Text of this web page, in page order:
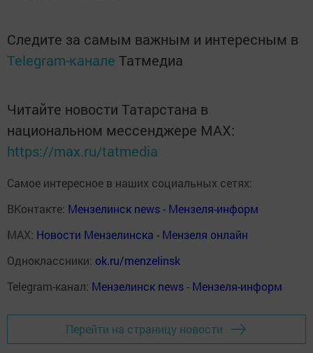
Следите за самым важным и интересным в
Telegram-канале Татмедиа
Читайте новости Татарстана в
национальном мессенджере MАХ:
https://max.ru/tatmedia
Самое интересное в наших социальных сетях:
ВКонтакте: Мензелинск news - Мензеля-информ
MAX: Новости Мензелинска - Мензеля онлайн
Одноклассники: ok.ru/menzelinsk
Telegram-канал: Мензелинск news - Мензеля-информ
Перейти на страницу новости